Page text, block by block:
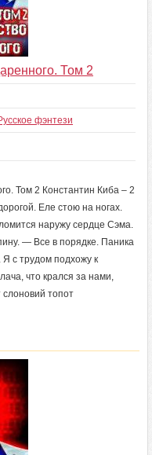
Том 2
фэнтези
Том 2 Константин Киба – 2
Еле стою на ногах.
наружу сердце Сэма.
— Все в порядке. Паника
с трудом подхожу к
что крался за нами,
слоновий топот